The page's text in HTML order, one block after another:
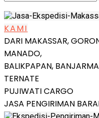
KAMI
DARI MAKASSAR,
MANADO,
BALIKPAPAN,
TERNATE
PUJIWATI CARGO
JASA PENGIRIMAN